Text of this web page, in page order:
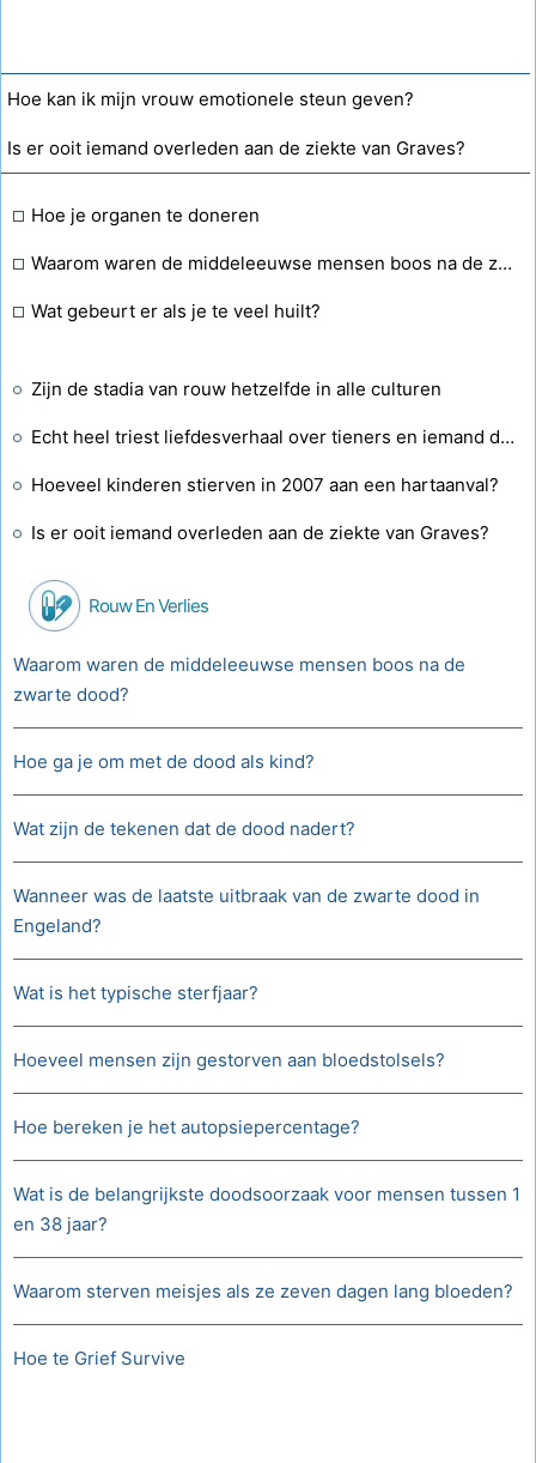
Hoe kan ik mijn vrouw emotionele steun geven?
Is er ooit iemand overleden aan de ziekte van Graves?
Hoe je organen te doneren
Waarom waren de middeleeuwse mensen boos na de zwarte dood?
Wat gebeurt er als je te veel huilt?
Zijn de stadia van rouw hetzelfde in alle culturen
Echt heel triest liefdesverhaal over tieners en iemand die moet sterven?
Hoeveel kinderen stierven in 2007 aan een hartaanval?
Is er ooit iemand overleden aan de ziekte van Graves?
Rouw En Verlies
Waarom waren de middeleeuwse mensen boos na de
zwarte dood?
Hoe ga je om met de dood als kind?
Wat zijn de tekenen dat de dood nadert?
Wanneer was de laatste uitbraak van de zwarte dood in
Engeland?
Wat is het typische sterfjaar?
Hoeveel mensen zijn gestorven aan bloedstolsels?
Hoe bereken je het autopsiepercentage?
Wat is de belangrijkste doodsoorzaak voor mensen tussen 1
en 38 jaar?
Waarom sterven meisjes als ze zeven dagen lang bloeden?
Hoe te Grief Survive